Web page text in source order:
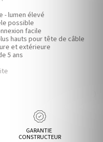
- lumen élevé
possible
facile
hauts pour tête de câble
et extérieure
5 ans
GARANTIE
CONSTRUCTEUR